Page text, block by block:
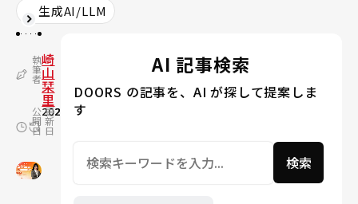
生成AI/LLM
執
筆
者
崎
山
栞
里
公
開
日
2024.06.18
更
新
日
2024.09.04
AI 記事検索
DOORS の記事を、AI が探して提案しま
す
検索